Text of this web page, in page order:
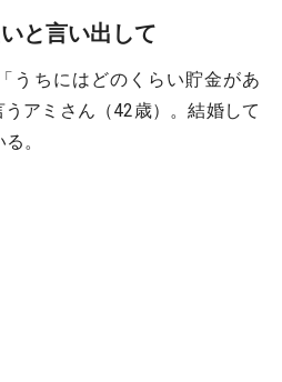
と言い出して
うちにはどのくらい貯金があ
アミさん（42歳）。結婚して
。